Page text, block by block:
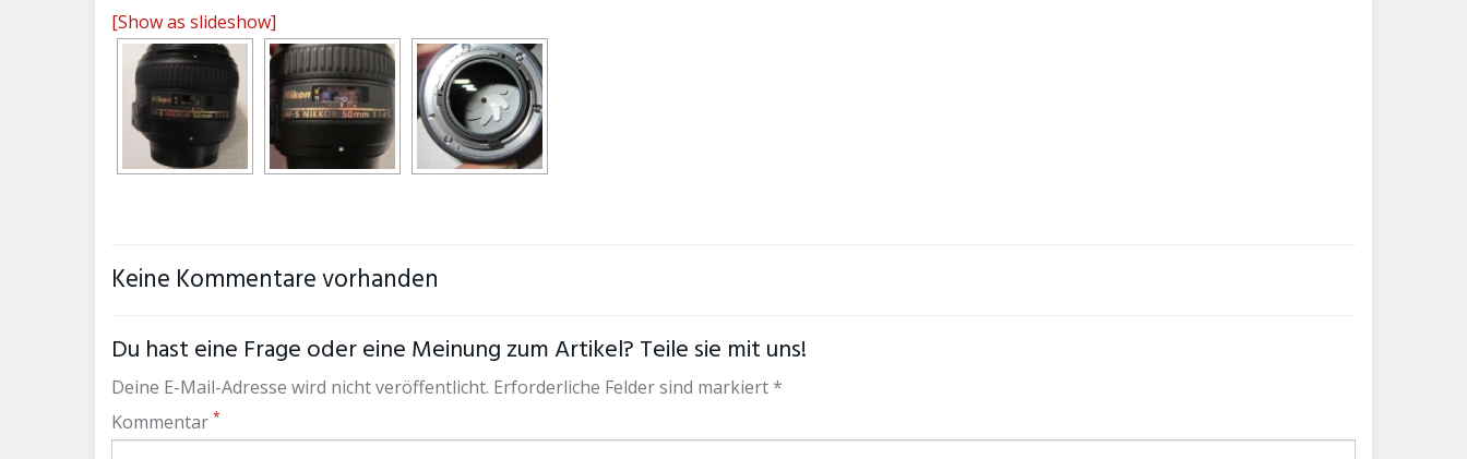
[Show as slideshow]
Keine Kommentare vorhanden
Du hast eine Frage oder eine Meinung zum Artikel? Teile sie mit uns!
Deine E-Mail-Adresse wird nicht veröffentlicht. Erforderliche Felder sind markiert *
Kommentar *